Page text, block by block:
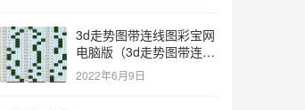
3d走势图带连线图彩宝网
电脑版（3d走势图带连线
图彩宝网手机版）
2022年6月9日